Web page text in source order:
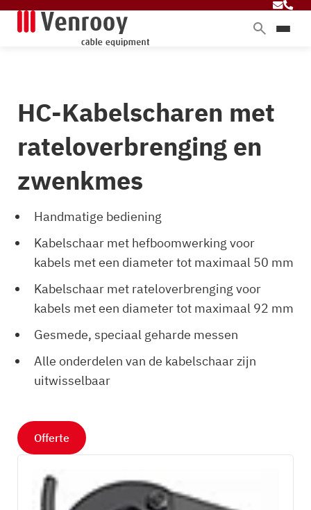
Diensten
Branches
Over ons
Blog
Contact
HC-Kabelscharen met
rateloverbrenging en
zwenkmes
Handmatige bediening
Kabelschaar met hefboomwerking voor
kabels met een diameter tot maximaal 50 mm
Kabelschaar met rateloverbrenging voor
kabels met een diameter tot maximaal 92 mm
Gesmede, speciaal geharde messen
Alle onderdelen van de kabelschaar zijn
uitwisselbaar
Offerte